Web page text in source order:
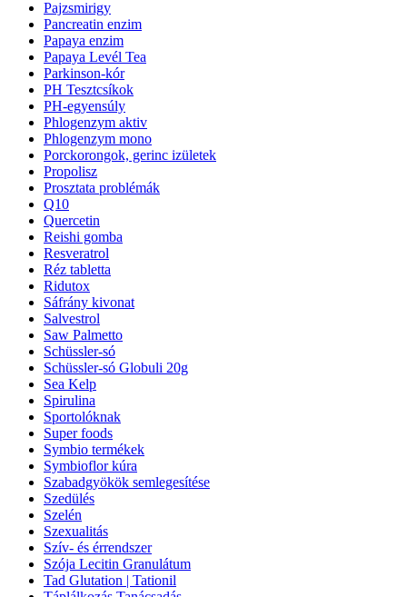
Pajzsmirigy
Pancreatin enzim
Papaya enzim
Papaya Levél Tea
Parkinson-kór
PH Tesztcsíkok
PH-egyensúly
Phlogenzym aktiv
Phlogenzym mono
Porckorongok, gerinc izületek
Propolisz
Prosztata problémák
Q10
Quercetin
Reishi gomba
Resveratrol
Réz tabletta
Ridutox
Sáfrány kivonat
Salvestrol
Saw Palmetto
Schüssler-só
Schüssler-só Globuli 20g
Sea Kelp
Spirulina
Sportolóknak
Super foods
Symbio termékek
Symbioflor kúra
Szabadgyökök semlegesítése
Szedülés
Szelén
Szexualitás
Szív- és érrendszer
Szója Lecitin Granulátum
Tad Glutation | Tationil